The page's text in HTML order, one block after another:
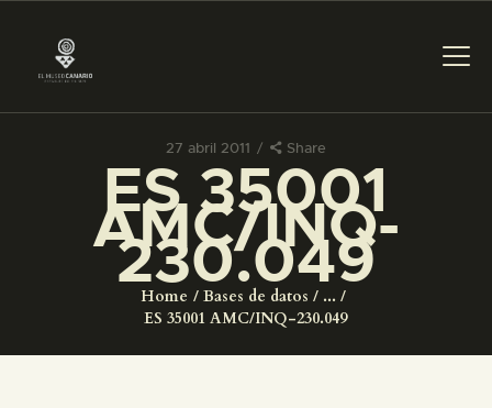
27 abril 2011 Share
ES 35001
AMC/INQ-
230.049
Home Bases de datos
...
ES 35001 AMC/INQ-230.049
PREPARAR LA VISITA
ACTIVIDADES